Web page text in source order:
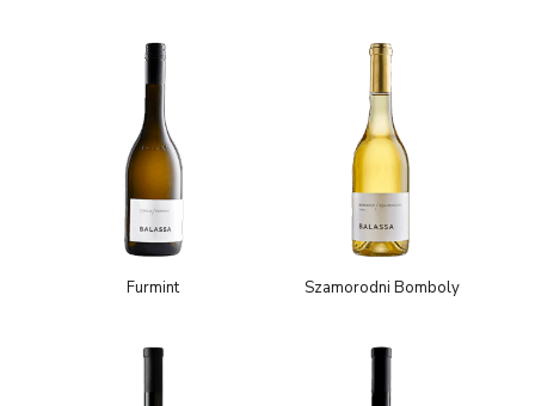
Furmint Szamorodni Bomboly